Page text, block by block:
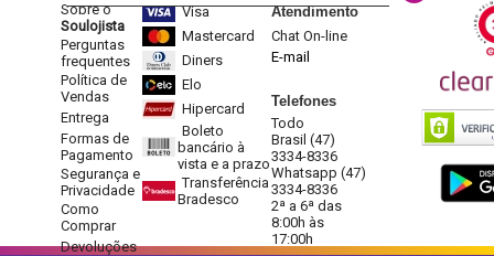
Sobre o
Soulojista
Perguntas
frequentes
Política de
Vendas
Entrega
Formas de
Pagamento
Segurança e
Privacidade
Como
Comprar
Devoluções
Visa
Mastercard
Diners
Elo
Hipercard
Boleto
bancário à
vista e a prazo
Transferência
Bradesco
Atendimento
Chat On-line
E-mail
Telefones
Todo
Brasil (47)
3334-8336
Whatsapp (47)
3334-8336
2ª a 6ª das
8:00h às
17:00h